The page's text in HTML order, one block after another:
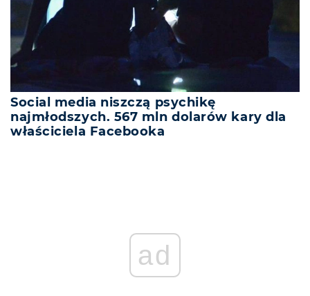
Social media niszczą psychikę
najmłodszych. 567 mln dolarów kary dla
właściciela Facebooka
ad